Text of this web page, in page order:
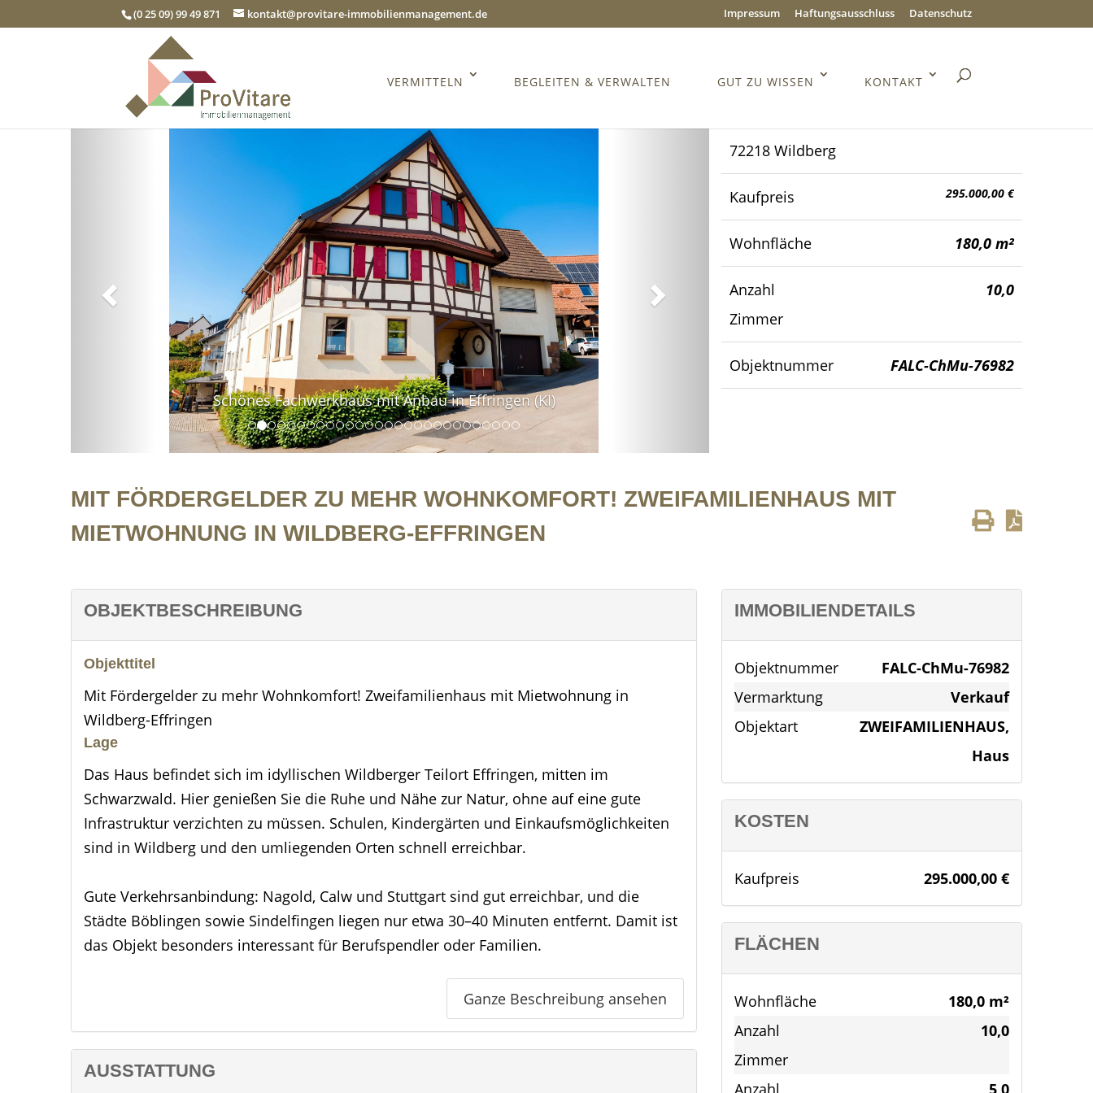
(0 25 09) 99 49 871 kontakt@provitare-immobilienmanagement.de Impressum Haftungsausschluss Datenschutz
VERMITTELN BEGLEITEN & VERWALTEN GUT ZU WISSEN KONTAKT
Schönes Fachwerkhaus mit Anbau in Effringen (KI)
72218 Wildberg
Kaufpreis 295.000,00 €
Wohnfläche 180,0 m²
Anzahl
Zimmer
10,0
Objektnummer FALC-ChMu-76982
MIT FÖRDERGELDER ZU MEHR WOHNKOMFORT! ZWEIFAMILIENHAUS MIT
MIETWOHNUNG IN WILDBERG-EFFRINGEN
OBJEKTBESCHREIBUNG
Objekttitel
Mit Fördergelder zu mehr Wohnkomfort! Zweifamilienhaus mit Mietwohnung in
Wildberg-Effringen
Lage
Das Haus befindet sich im idyllischen Wildberger Teilort Effringen, mitten im
Schwarzwald. Hier genießen Sie die Ruhe und Nähe zur Natur, ohne auf eine gute
Infrastruktur verzichten zu müssen. Schulen, Kindergärten und Einkaufsmöglichkeiten
sind in Wildberg und den umliegenden Orten schnell erreichbar.
Gute Verkehrsanbindung: Nagold, Calw und Stuttgart sind gut erreichbar, und die
Städte Böblingen sowie Sindelfingen liegen nur etwa 30–40 Minuten entfernt. Damit ist
das Objekt besonders interessant für Berufspendler oder Familien.
Die Lage bietet Ihnen die perfekte Balance zwischen ländlicher Idylle und urbaner Nähe
– ein Ort, an dem Sie sich sofort zuhause fühlen werden.
***Nach dem Stellen einer Anfrage erhalten Sie automatisiert unser ausführliches
Ganze Beschreibung ansehen
AUSSTATTUNG
IMMOBILIENDETAILS
Objektnummer
FALC-ChMu-76982
Vermarktung
Verkauf
Objektart
ZWEIFAMILIENHAUS,
Haus
KOSTEN
Kaufpreis 295.000,00 €
FLÄCHEN
Wohnfläche
180,0 m²
Anzahl
Zimmer
10,0
Anzahl
5,0